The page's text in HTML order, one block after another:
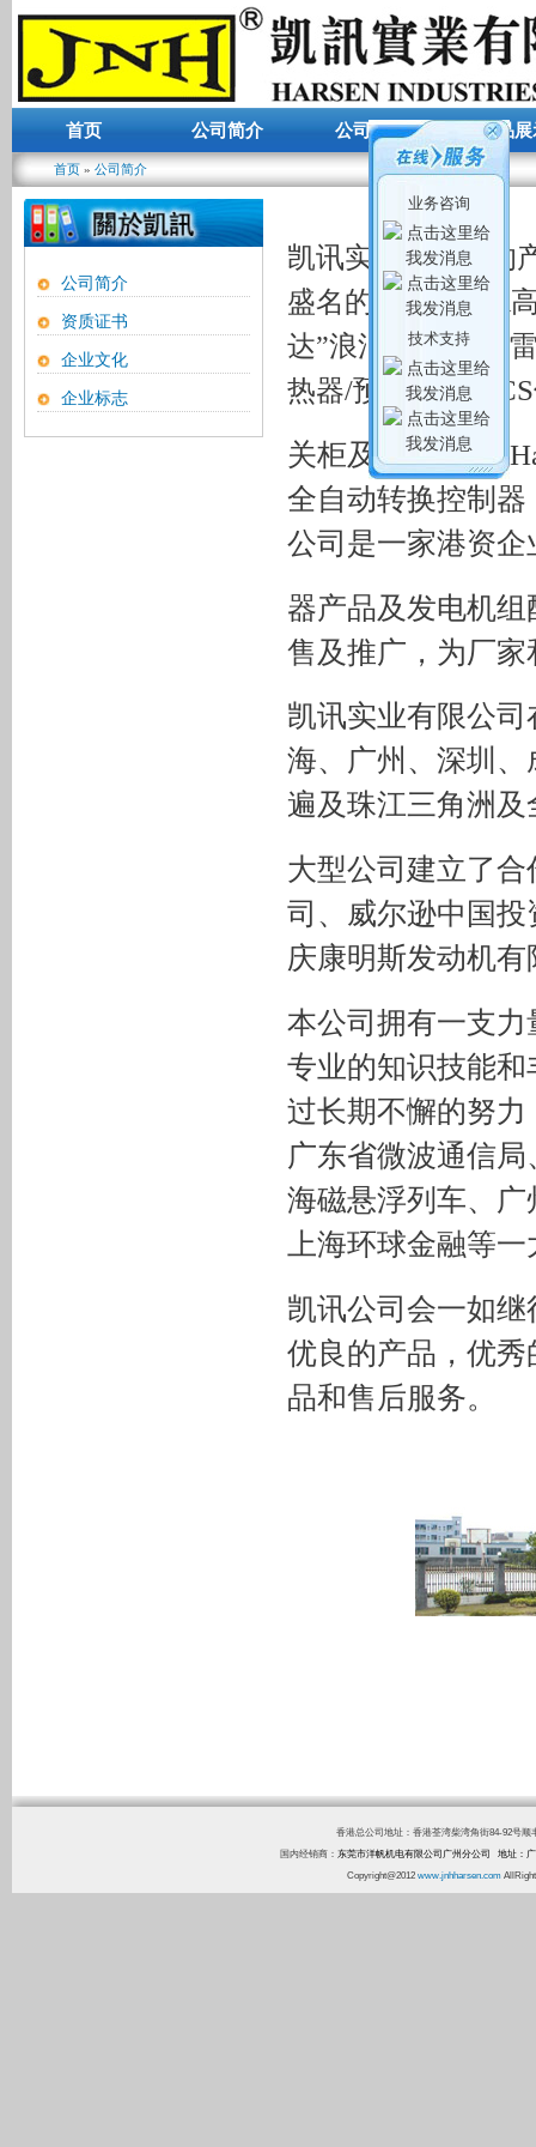
首页 公司简介 公司动态 产品
你在这里
首页 » 公司简介
公司简介
资质证书
企业文化
企业标志
凯讯实业本公司的
盛名的 “TAKADA
达”浪涌保护器/防
热器/预热器的
关柜及并车柜，
全自动转换控制器
公司是一家港资
器产品及发电机
售及推广，为厂
凯讯实业有限公
海、广州、深圳
遍及珠江三角洲
大型公司建立了
司、威尔逊中国
庆康明斯发动机
本公司拥有一支
专业的知识技能
过长期不懈的努
广东省微波通信
海磁悬浮列车、
上海环球金融等
凯讯公司会一如
优良的产品，优
品和售后服务。
香港总公司地址：香港荃湾柴湾角街84-92号
国内经销商： 东莞市洋帆机电有限公司广州分公司 地址：
Copyright@2012 www.jnhharsen.com
业务咨询
技术支持